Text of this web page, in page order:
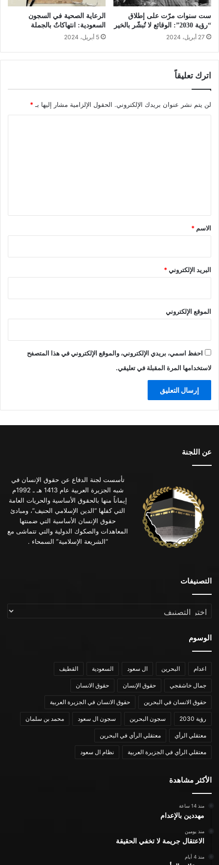
ست سنوات مرّت على إطلاق
“رؤية 2030”: الوقائع لا تُبشّر بالخير
27 أبريل، 2024
الرعاية الصحية في السجون
السعودية: انتهاكاتٌ بالجملة
5 أبريل، 2024
اترك تعليقاً
لن يتم نشر عنوان بريدك الإلكتروني. الحقول الإلزامية مشار إليها بـ*
*
الاسم *
البريد الإلكتروني*
الموقع الإلكتروني
احفظ اسمي، بريدي الإلكتروني، والموقع الإلكتروني في هذا المتصفح
لاستخدامها المرة المقبلة في تعليقي.
عن اللجنة
تأسست لجنة الدفاع عن حقوق الإنسان في
شبه الجزيرة العربية عام 1413 هـ ـ 1992م
إيماناً منها بالحقوق الأساسية والحريات العامة
التي كفلها “الدين الإسلامي الحنيف”، ومبادئ
حقوق الإنسان الأساسية التي ضمنتها
المعاهدات والصكوك الدولية والتي تتماشى مع
“الشريعة الإسلامية” السمحاء .
التصنيفات
التصنيفات
الوسوم
اعدام البحرين ال سعود السعودية القطيف
جمال خاشقجي حقوق الإنسان حقوق الانسان
حقوق الانسان في البحرين حقوق الانسان في الجزيرة العربية
رؤية 2030 سجون البحرين سجون ال سعود محمد بن سلمان
معتقلي الرأي معتقلي الرأي في البحرين
معتقلي الرأي في الجزيرة العربية نظام ال سعود
الأكثر مشاهدة
منذ 14 ساعة
مهددين بالإعدام
منذ يومين
الاعتقال جريمة لا تخفي الحقيقة
منذ 4 أيام